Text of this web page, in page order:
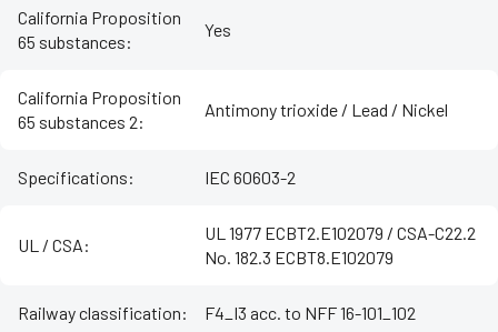
California Proposition
65 substances:
Yes
California Proposition
65 substances 2:
Antimony trioxide / Lead / Nickel
Specifications: IEC 60603-2
UL / CSA:
UL 1977 ECBT2.E102079 / CSA-C22.2
No. 182.3 ECBT8.E102079
Railway classification: F4_I3 acc. to NFF 16-101_102